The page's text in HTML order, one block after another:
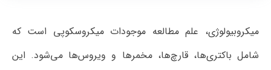
میکروبیولوژی، علم مطالعه موجودات میکروسکوپی است که
شامل باکتری‌ها، قارچ‌ها، مخمرها و ویروس‌ها می‌شود. این